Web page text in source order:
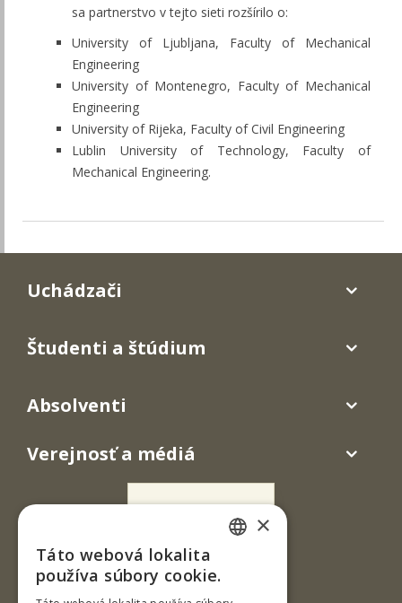
sa partnerstvo v tejto sieti rozšírilo o:
University of Ljubljana, Faculty of Mechanical
Engineering
University of Montenegro, Faculty of Mechanical
Engineering
University of Rijeka, Faculty of Civil Engineering
Lublin University of Technology, Faculty of
Mechanical Engineering.
Uchádzači
Študenti a štúdium
Absolventi
Verejnosť a médiá
×
Táto webová lokalita
používa súbory cookie.